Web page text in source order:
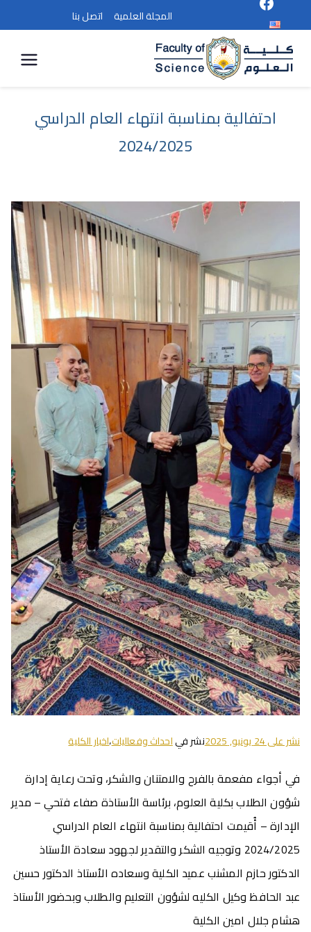
المجلة العلمية اتصل بنا
العلوم
احتفالية بمناسبة انتهاء العام الدراسي
2024/2025
نشر على24 يونيو, 2025 نشر فياحداث وفعاليات،اخبار الكلية
في أجواء مفعمة بالفرح والامتنان والشكر، وتحت رعاية إدارة
شؤون الطلاب بكلية العلوم، برئاسة الأستاذة صفاء فتحي – مدير
الإدارة – أُقيمت احتفالية بمناسبة انتهاء العام الدراسي
2024/2025 وتوجيه الشكر والتقدير لجهود سعادة الأستاذ
الدكتور حازم المشنب عميد الكلية وسعاده الأستاذ الدكتور حسين
عبد الحافظ وكيل الكليه لشؤون التعليم والطلاب وبحضور الأستاذ
هشام جلال امين الكلية